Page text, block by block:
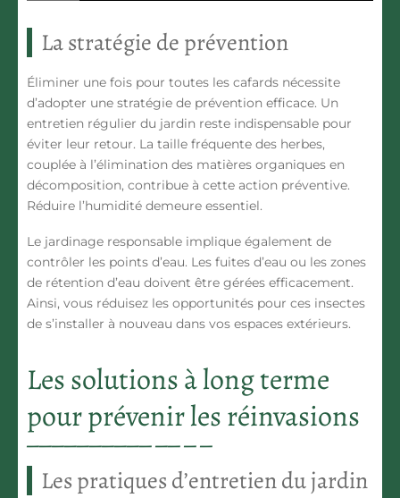
La stratégie de prévention
Éliminer une fois pour toutes les cafards nécessite
d’adopter une stratégie de prévention efficace. Un
entretien régulier du jardin reste indispensable pour
éviter leur retour. La taille fréquente des herbes,
couplée à l’élimination des matières organiques en
décomposition, contribue à cette action préventive.
Réduire l’humidité demeure essentiel.
Le jardinage responsable implique également de
contrôler les points d’eau. Les fuites d’eau ou les zones
de rétention d’eau doivent être gérées efficacement.
Ainsi, vous réduisez les opportunités pour ces insectes
de s’installer à nouveau dans vos espaces extérieurs.
Les solutions à long terme
pour prévenir les réinvasions
Les pratiques d’entretien du jardin